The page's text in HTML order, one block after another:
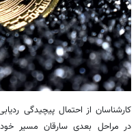
کارشناسان از احتمال پیچیدگی
در مراحل بعدی سارقان مسیر